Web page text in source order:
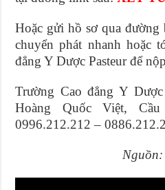
Hoặc gửi hồ sơ qua
chuyển phát nhanh hoặc
đẳng Y Dược Pasteur để
Trường Cao đẳng Y
Hoàng Quốc Việt,
0996.212.212 –